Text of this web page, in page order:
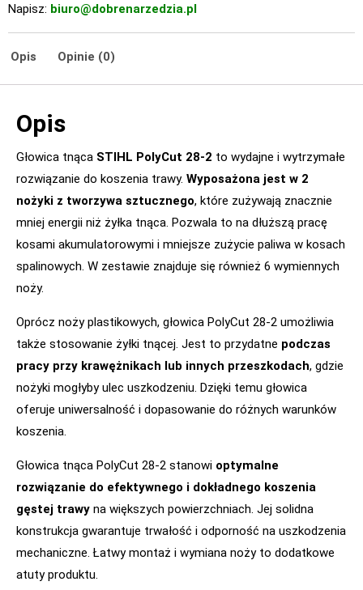
Napisz: biuro@dobrenarzedzia.pl
Opis Opinie (0)
Opis
Głowica tnąca STIHL PolyCut 28-2 to wydajne i wytrzymałe
rozwiązanie do koszenia trawy. Wyposażona jest w 2
nożyki z tworzywa sztucznego, które zużywają znacznie
mniej energii niż żyłka tnąca. Pozwala to na dłuższą pracę
kosami akumulatorowymi i mniejsze zużycie paliwa w kosach
spalinowych. W zestawie znajduje się również 6 wymiennych
noży.
Oprócz noży plastikowych, głowica PolyCut 28-2 umożliwia
także stosowanie żyłki tnącej. Jest to przydatne podczas
pracy przy krawężnikach lub innych przeszkodach, gdzie
nożyki mogłyby ulec uszkodzeniu. Dzięki temu głowica
oferuje uniwersalność i dopasowanie do różnych warunków
koszenia.
Głowica tnąca PolyCut 28-2 stanowi optymalne
rozwiązanie do efektywnego i dokładnego koszenia
gęstej trawy na większych powierzchniach. Jej solidna
konstrukcja gwarantuje trwałość i odporność na uszkodzenia
mechaniczne. Łatwy montaż i wymiana noży to dodatkowe
atuty produktu.